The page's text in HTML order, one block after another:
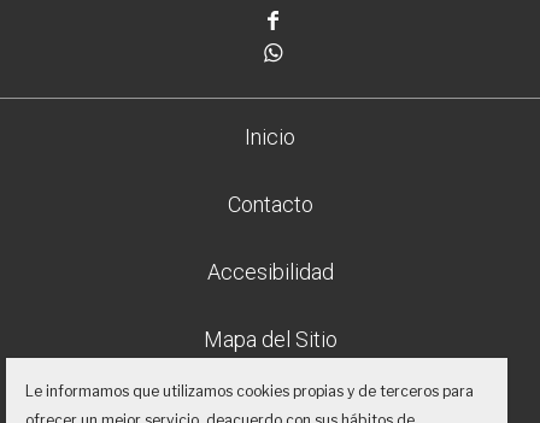
Inicio
Contacto
Accesibilidad
Mapa del Sitio
Aviso legal
Le informamos que utilizamos cookies propias y de terceros para